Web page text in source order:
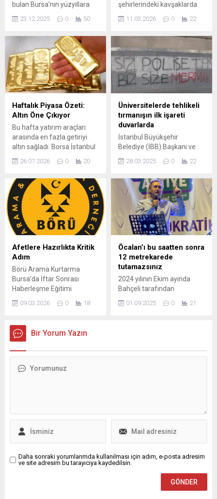
bulan Bursa’nın yüzyıllara
yayılan tarihini ve kültürünü
gelecek nesillere taşıma
Yıldır Buradayız: Bursa’nın
Fethi’nin 700. Yılı”
etkinliklerini, Panorama
1326 Bursa Fetih Müzesi’nin
tarihi atmosferinde
düzenlediği lansmanla
kamuoyuna tanıttı. Ortak
hafızayı canlı tutmayı ve
tarih bilincini güçlendirmeyi
hedefleyen Osmangazi
Belediye Başkanı Erkan
Aydın,...
23.12.2025 0 50
şehirlerindeki kavşaklarda
görülen siyah kutuların işlevi
ortaya çıktı. Vatandaşların
akışını optimize eden “Multi-
Lane Radar” (MLR)
sensörleri olduğu öğrenildi.
YENİ NESİL RADAR ...
11.03.2026 0 22
Haftalık Piyasa Özeti:
Altın Öne Çıkıyor
Bu hafta yatırım araçları
arasında en fazla getiriyi
altın sağladı. Borsa İstanbul
hafif gerilerken, döviz ve
dikkat çekti. BIST 100, hafta
içinde 13.875,58 ile
14.228,02 puan aralığında
hareket ettikten sonra
önceki kapanışın %0,27
altında 13.943,87 puandan
tamamladı. Altın ve Kıymetli
Madenler Gram altın
26.07.2026 0 20
Üniversitelerde tehlikeli
tırmanışın ilk işareti
duvarlarda
İstanbul Büyükşehir
Belediye (İBB) Başkanı ve
adayı Ekrem İmamoğlu’nun
göstermek isteyen Gazi
Üniversitesi öğrencileri,
ülkücü grupların tehdidi ile
karşı karşıya kaldı. Ülkücü
grubun, üniversite
duvarlarına “Siz polise taş,
biz size mermi, Kan koksun,
Kan akacak, Teşkilat
ensenizde” gibi yazılar
28.03.2025 0 22
Afetlere Hazırlıkta Kritik
Adım
Börü Arama Kurtarma
Bursa’da İftar Sonrası
Haberleşme Eğitimi
Gerçekleştirdi: Afetlere
Hazırlıkta Kritik Adım
Börü Arama Kurtarma ve
Acil Yardım Derneği Bursa İl
çalışmalarını güçlendirmek
eğitimi,...
09.03.2026 0 18
Öcalan’ı bu saatten sonra
12 metrekarede
tutamazsınız
2024 yılının Ekim ayında
Bahçeli tarafından
başlatılan yeni süreçte
tartışma konularından birisi
01.09.2025 0 21
Bir Yorum Yazın
Daha sonraki yorumlarımda kullanılması için adım, e-posta adresim
ve site adresim bu tarayıcıya kaydedilsin.